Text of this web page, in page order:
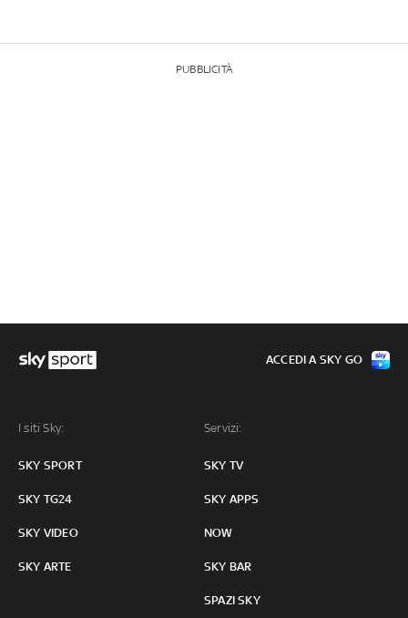
PUBBLICITÀ
I siti Sky:
SKY SPORT
SKY TG24
SKY VIDEO
SKY ARTE
Servizi:
SKY TV
SKY APPS
NOW
SKY BAR
SPAZI SKY
ACCEDI A SKY GO